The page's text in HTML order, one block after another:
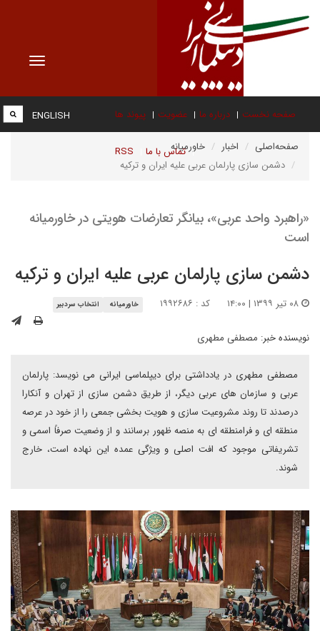
Toggle
صفحه نخست درباره ما عضویت پیوند ها
تماس با ما RSS
ENGLISH
صفحه‌اصلی اخبار
خاورمیانه
دشمن سازی پارلمان عربی علیه ایران و ترکیه
«راهبرد واحد عربی»، بیانگر تعارضات هویتی در خاورمیانه
است
دشمن سازی پارلمان عربی علیه ایران و ترکیه
کد : ۱۹۹۲۶۸۶ خاورمیانه انتخاب سردبیر
نویسنده خبر: مصطفی مطهری
مصطفی مطهری در یادداشتی برای دیپلماسی ایرانی می نویسد: پارلمان
عربی و سازمان های عربی دیگر، از طریق دشمن سازی از تهران و آنکارا
درصدند تا روند مشروعیت سازی و هویت بخشی جمعی را از خود در عرصه
منطقه ای و فرامنطقه ای به منصه ظهور برسانند و از وضعیت صرفاً اسمی و
تشریفاتی موجود که افت اصلی و ویژگی عمده این نهاده است، خارج
شوند.